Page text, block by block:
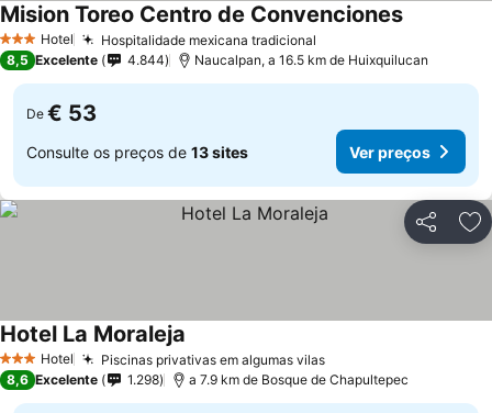
3 EstrelasHotel Hospitalidade mexicana tradicional
Mision Toreo Centro de ConvencionesVer preços
8,5 Excelente 4.844 Naucalpan, a 16.5 km de Huixquilucan
De € 53
Consulte os preços de 13 sites Ver preços
Partilhar
3 EstrelasHotel Piscinas privativas em algumas vilasVer preços
Hotel La Moraleja
8,6 Excelente 1.298 a 7.9 km de Bosque de Chapultepec